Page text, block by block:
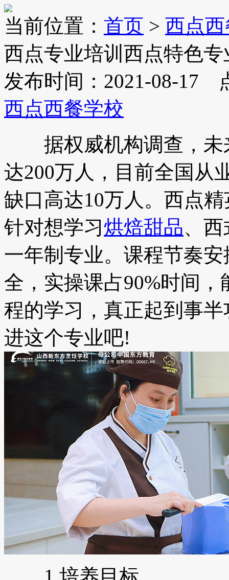
当前位置： 首页 > 西点
西点专业培训西点特色
发布时间：2021-08-17
西点西餐学校
据权威机构调查，未
达200万人，目前全国从
缺口高达10万人。西点
针对想学习烘焙甜品、
一年制专业。课程节奏
全，实操课占90%时间
程的学习，真正起到事
进这个专业吧!